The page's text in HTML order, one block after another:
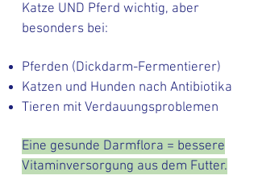
Katze UND Pferd wichtig, aber
besonders bei:
Pferden (Dickdarm-Fermentierer)
Katzen und Hunden nach Antibiotika
Tieren mit Verdauungsproblemen
Eine gesunde Darmflora = bessere
Vitaminversorgung aus dem Futter.